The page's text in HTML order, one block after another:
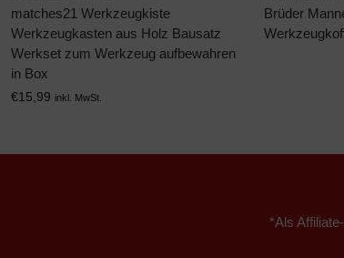
matches21 Werkzeugkiste
Werkzeugkasten aus Holz Bausatz
Werkset zum Werkzeug aufbewahren
in Box
€15,99 inkl. MwSt.
Brüder
*Als